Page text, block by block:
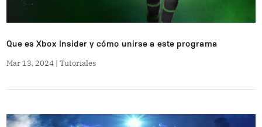
Que es Xbox Insider y cómo unirse a este programa
Mar 13, 2024 |Tutoriales